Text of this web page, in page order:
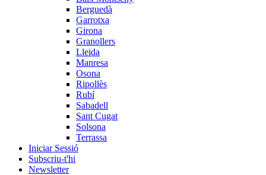
Berguedà
Garrotxa
Girona
Granollers
Lleida
Manresa
Osona
Ripollès
Rubí
Sabadell
Sant Cugat
Solsona
Terrassa
Iniciar Sessió
Subscriu-t'hi
Newsletter